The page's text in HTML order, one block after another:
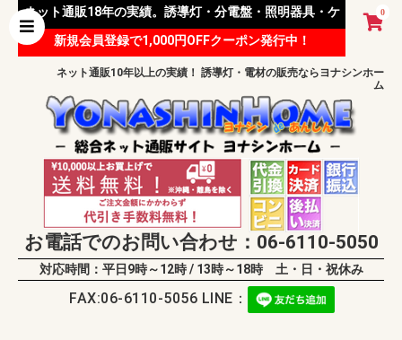
0
ネット通販18年の実績。誘導灯・分電盤・照明器具・ケ
ーブル等 様々な資材を取り扱っています。
新規会員登録で1,000円OFFクーポン発行中！
ネット通販10年以上の実績！ 誘導灯・電材の販売ならヨナシンホー
ム
お電話でのお問い合わせ：06-6110-5050
対応時間：平日9時～12時 / 13時～18時 土・日・祝休み
FAX:06-6110-5056 LINE：